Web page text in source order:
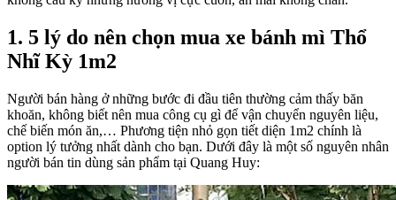
1. 5 lý do nên chọn mua xe bánh mì Thổ
Nhĩ Kỳ 1m2
Người bán hàng ở những bước đi đầu tiên thường cảm thấy băn
khoăn, không biết nên mua công cụ gì để vận chuyển nguyên liệu,
chế biến món ăn,… Phương tiện nhỏ gọn tiết diện 1m2 chính là
option lý tưởng nhất dành cho bạn. Dưới đây là một số nguyên nhân
người bán tin dùng sản phẩm tại Quang Huy: